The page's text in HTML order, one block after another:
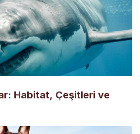
Habitat, Çeşitleri ve